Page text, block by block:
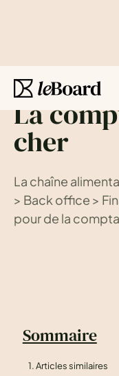
La
cher
La chaîne
> Back office >
pourde la
Sommaire
1. Articles similaires